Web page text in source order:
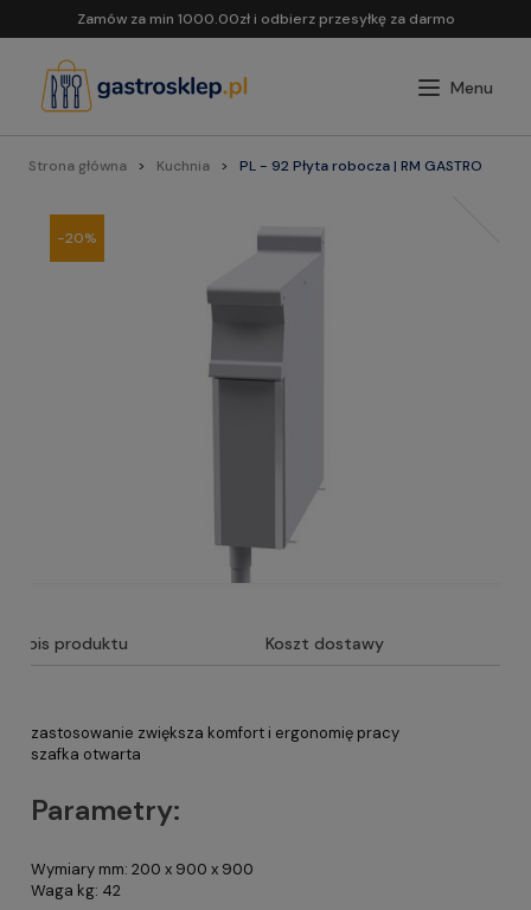
Zamów za min 1000.00zł i odbierz przesyłkę za darmo
Strona główna Kuchnia PL - 92 Płyta robocza | RM GASTRO
-20%
Opis produktu Koszt dostawy
zastosowanie zwiększa komfort i ergonomię pracy
szafka otwarta
Parametry:
Wymiary mm: 200 x 900 x 900
Waga kg: 42